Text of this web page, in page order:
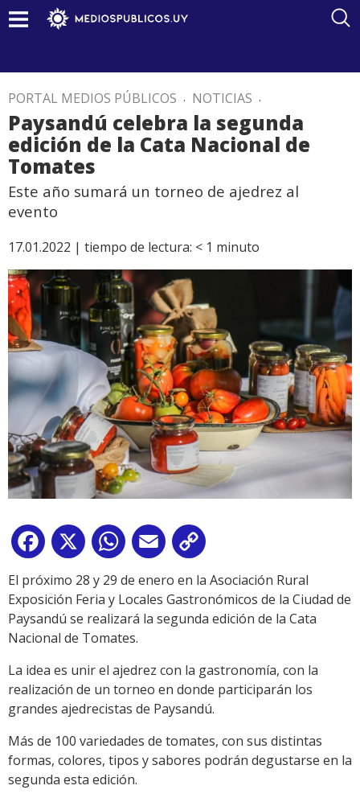
PORTAL MEDIOS PÚBLICOS . NOTICIAS .
Paysandú celebra la segunda
edición de la Cata Nacional de
Tomates
Este año sumará un torneo de ajedrez al
evento
17.01.2022 | tiempo de lectura: < 1 minuto
Facebook
X WhatsApp
Email
Link
El próximo 28 y 29 de enero en la Asociación Rural
Exposición Feria y Locales Gastronómicos de la Ciudad de
Paysandú se realizará la segunda edición de la Cata
Nacional de Tomates.
La idea es unir el ajedrez con la gastronomía, con la
realización de un torneo en donde participarán los
grandes ajedrecistas de Paysandú.
Más de 100 variedades de tomates, con sus distintas
formas, colores, tipos y sabores podrán degustarse en la
segunda esta edición.